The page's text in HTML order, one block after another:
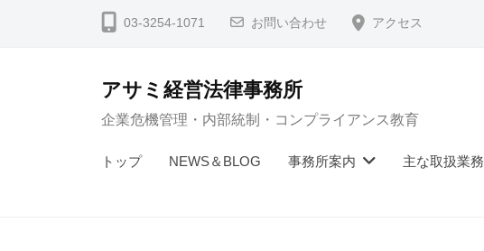
03-3254-1071 お問い合わせ アクセス
アサミ経営法律事務所
企業危機管理・内部統制・コンプライアンス教育
トップ NEWS＆BLOG 事務所案内 主な取扱業務